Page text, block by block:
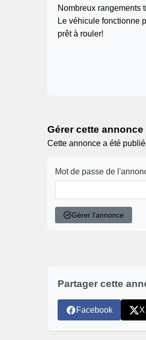
Nombreux rangements
Le véhicule fonctionne
prêt à rouler!
Gérer cette annonce
Cette annonce a été
Mot de passe de
Gérer l'annonce
Partager cette
Facebook